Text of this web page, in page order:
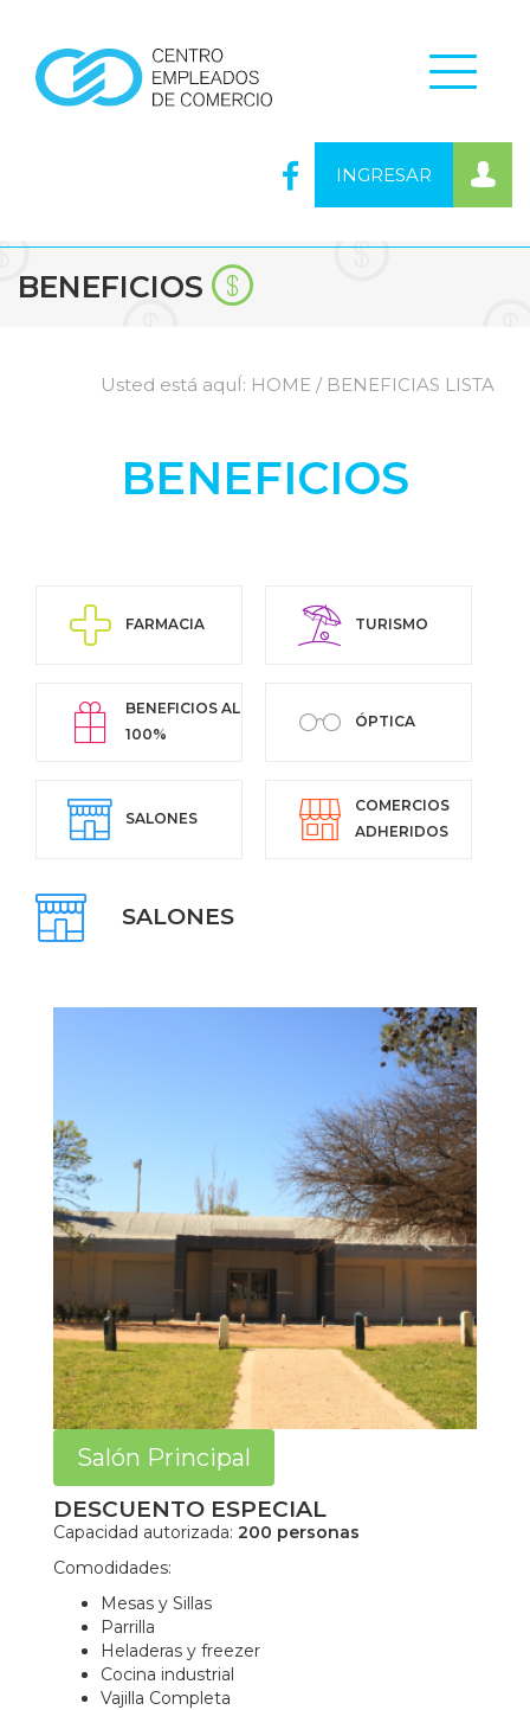
INGRESAR
BENEFICIOS
Usted está aquÍ: HOME / BENEFICIAS LISTA
BENEFICIOS
FARMACIA TURISMO
BENEFICIOS AL
100%
ÓPTICA
SALONES
COMERCIOS
ADHERIDOS
SALONES
Salón Principal
DESCUENTO ESPECIAL
Capacidad autorizada: 200 personas
Comodidades:
Mesas y Sillas
Parrilla
Heladeras y freezer
Cocina industrial
Vajilla Completa